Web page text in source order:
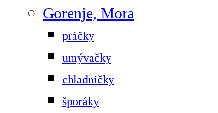
Gorenje, Mora
práčky
umývačky
chladničky
šporáky